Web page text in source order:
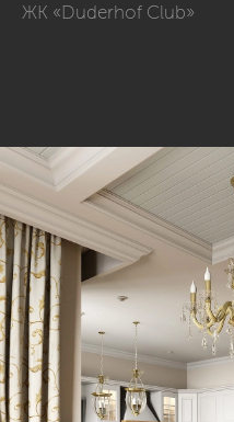
ЖК «Duderhof Club»